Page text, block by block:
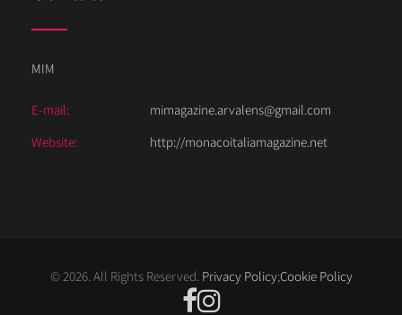
MIM
E-mail:
mimagazine.arvalens@gmail.com
Website:
http://monacoitaliamagazine.net
© 2026. All Rights Reserved. Privacy Policy;Cookie Policy